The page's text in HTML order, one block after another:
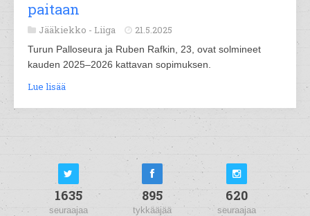
paitaan
Jääkiekko - Liiga 21.5.2025
Turun Palloseura ja Ruben Rafkin, 23, ovat solmineet
kauden 2025–2026 kattavan sopimuksen.
Lue lisää
1635
seuraajaa
895
tykkääjää
620
seuraajaa